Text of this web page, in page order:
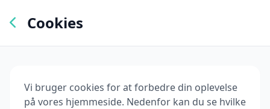
Cookies
Vi bruger cookies for at forbedre din oplevelse
på vores hjemmeside. Nedenfor kan du se hvilke